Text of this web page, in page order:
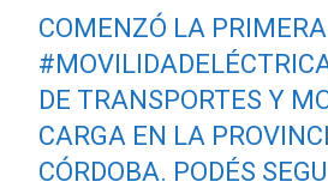
COMENZÓ LA
DE TRANSPORTES Y
CARGA EN LA
CÓRDOBA. PODÉS